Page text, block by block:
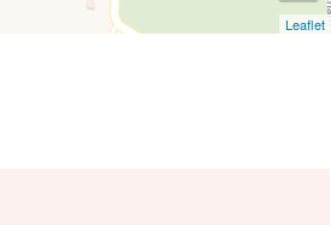
Leaflet